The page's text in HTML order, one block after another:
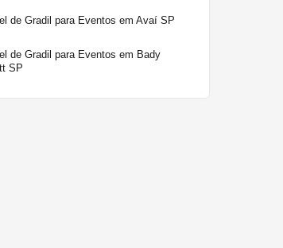
de Gradil para Eventos em Avaí SP
de Gradil para Eventos em Bady
SP